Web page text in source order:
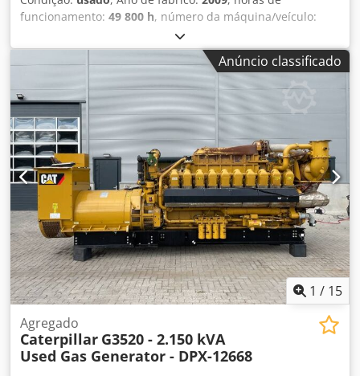
funcionamento: 49 800 h, número da máquina/veículo:
, tipo de combustível:
motores:Caterpillar G3520C, Finalidade de utilização:
construção civil Peso em vazio: 17.500 kg Crodpfxjzpdn Uj
Al Iof Potência do gerador: 2.150 kVA Dimensões da área
de carga: 7 x 2 x 27 cm Contacte a equipa DPX para obter
mais informações. = Outras opções e acessórios = - Painel
de controlo
Anúncio classificado
1 / 15
Agregado
Caterpillar G3520 - 2.150 kVA
Used Gas Generator - DPX-12668